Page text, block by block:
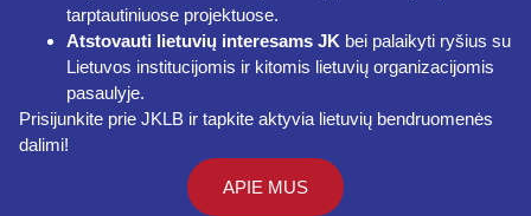
tarptautiniuose projektuose.
Atstovauti lietuvių interesams JK bei palaikyti ryšius su
Lietuvos institucijomis ir kitomis lietuvių organizacijomis
pasaulyje.
Prisijunkite prie JKLB ir tapkite aktyvia lietuvių bendruomenės
dalimi!
APIE MUS